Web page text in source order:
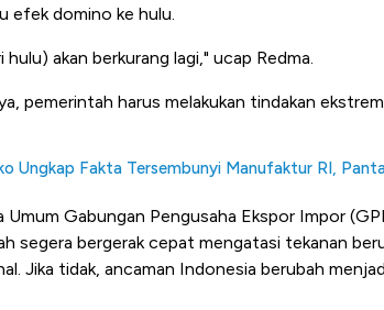
efek domino ke hulu.
akan berkurang lagi," ucap Redma.
pemerintah harus melakukan tindakan
Ungkap Fakta Tersembunyi Manufaktur RI,
Umum Gabungan Pengusaha Ekspor Impor
segera bergerak cepat mengatasi tekanan
Jika tidak, ancaman Indonesia berubah